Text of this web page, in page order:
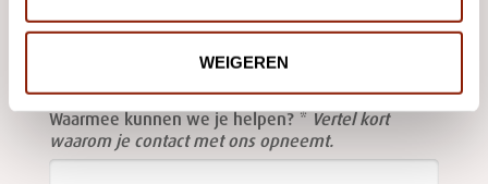
WEIGEREN
this
E-mailadres
Waarmee kunnen we je helpen?
Vertel kort
waarom je contact met ons opneemt.